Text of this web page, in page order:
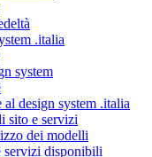
.italia
system
design system .italia
sito e servizi
dei modelli
servizi disponibili